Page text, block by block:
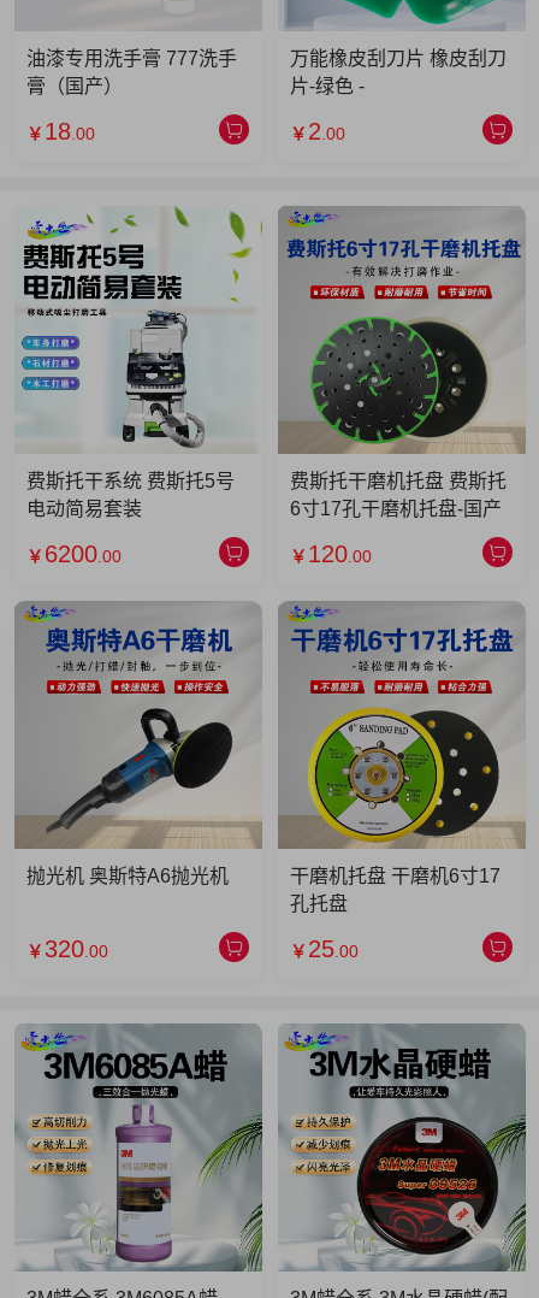
油漆专用洗手膏 777洗手
膏（国产）
￥ 18 .00
万能橡皮刮刀片 橡皮刮刀
片-绿色 -
￥ 2 .00
费斯托干系统 费斯托5号
电动简易套装
￥ 6200 .00
费斯托干磨机托盘 费斯托
6寸17孔干磨机托盘-国产
￥ 120 .00
抛光机 奥斯特A6抛光机
￥ 320 .00
干磨机托盘 干磨机6寸17
孔托盘
￥ 25 .00